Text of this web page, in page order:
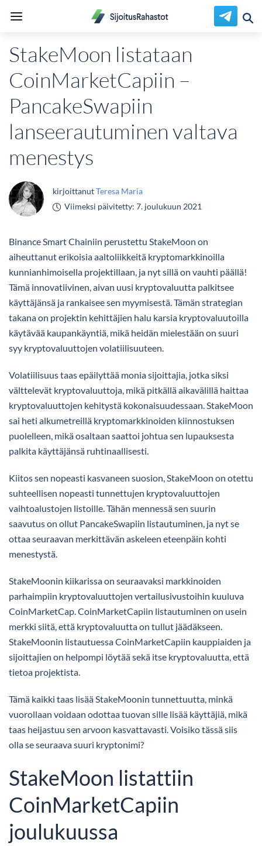
StakeMoon listataan
CoinMarketCapiin –
PancakeSwapiin
lanseerautuminen valtava
menestys
kirjoittanutTeresa Maria
Viimeksi päivitetty: 7. joulukuun 2021
Binance Smart Chainiin perustettu StakeMoon on
aiheuttanut erikoisia aaltoliikkeitä kryptomarkkinoilla
kunnianhimoisella projektillaan, ja nyt sillä on vauhti päällä!
Tämä innovatiivinen, aivan uusi kryptovaluutta palkitsee
käyttäjänsä ja rankaisee sen myymisestä. Tämän strategian
takana on projektin kehittäjien halu karsia kryptovaluutoilla
käytävää kaupankäyntiä, mikä heidän mielestään on suuri
syy kryptovaluuttojen volatiilisuuteen.
Volatiilisuus taas epäilyttää monia sijoittajia, jotka siksi
välttelevät kryptovaluuttoja, mikä pitkällä aikavälillä haittaa
kryptovaluuttojen kehitystä kokonaisuudessaan. StakeMoon
sai heti alkumetreillä kryptomarkkinoiden kiinnostuksen
puolelleen, mikä osaltaan saattoi johtua sen lupauksesta
palkita käyttäjänsä ruhtinaallisesti.
Kiitos sen nopeasti kasvaneen suosion, StakeMoon on otettu
suhteellisen nopeasti tunnettujen kryptovaluuttojen
vaihtoalustojen listoille. Tähän mennessä sen suurin
saavutus on ollut PancakeSwapiin listautuminen, ja nyt se
ottaa seuraavan merkittävän askeleen eteenpäin kohti
menestystä.
StakeMoonin kiikarissa on seuraavaksi markkinoiden
parhaimpiin kryptovaluuttojen vertailusivustoihin kuuluva
CoinMarketCap. CoinMarketCapiin listautuminen on usein
merkki siitä, että kryptovaluutta on tullut jäädäkseen.
StakeMoonin listautuessa CoinMarketCapiin kauppiaiden ja
sijoittajien on helpompi löytää sekä itse kryptovaluutta, että
tietoa projektista.
Tämä kaikki taas lisää StakeMoonin tunnettuutta, minkä
vuorollaan voidaan odottaa tuovan sille lisää käyttäjiä, mikä
taas heijastuu sen arvoon kasvattavasti. Voisiko tässä siis
olla se seuraava suuri kryptonimi?
StakeMoon listattiin
CoinMarketCapiin
joulukuussa